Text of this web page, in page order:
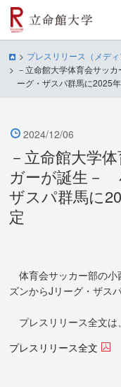
プレスリリース（メディ
－立命館大学体育会サッ
ーグ・ザスパ群馬に2025
2024/12/06
－立命館大学
ガーが誕生－
ザスパ群馬に
定
体育会サッカー部の小
ズンからJリーグ・ザス
プレスリリース全文は
プレスリリース全文